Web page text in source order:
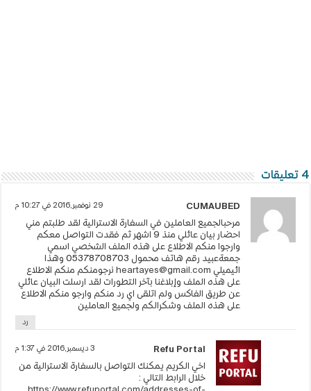
4 تعليقات
CUMAUBED 29 نوفمبر,2016 في 10:27 م
مرحبالجميع العاملين في السفارة الاسترالية لقد طلبتم مني
احضار بيان عائلي منذ 9 اشهر ثم فقدت التواصل معكم
وارجوا منكم الاطلاع على هذه الملف الشخصي اسمي
جمعةعبيد رقم هاتف محمول 05378708703 وهذا
ائيميلي heartayes@gmail.com نرجومنكم منكم الاطلاع
على هذه الملف وإبلاغنا بآخر التطورات لقد ارسلت البيان عائلي
عن طريق الفاكس ولم اتلقى اي رد منكم وارجو منكم الاطلاع
على هذه الملف وشكرالكم ولجميع العاملين
رد
Refu Portal 3 ديسمبر,2016 في 1:37 م
اخي الكريم يمكنك التواصل بالسفارة الاسترالية من
خلال الرابط التالي :